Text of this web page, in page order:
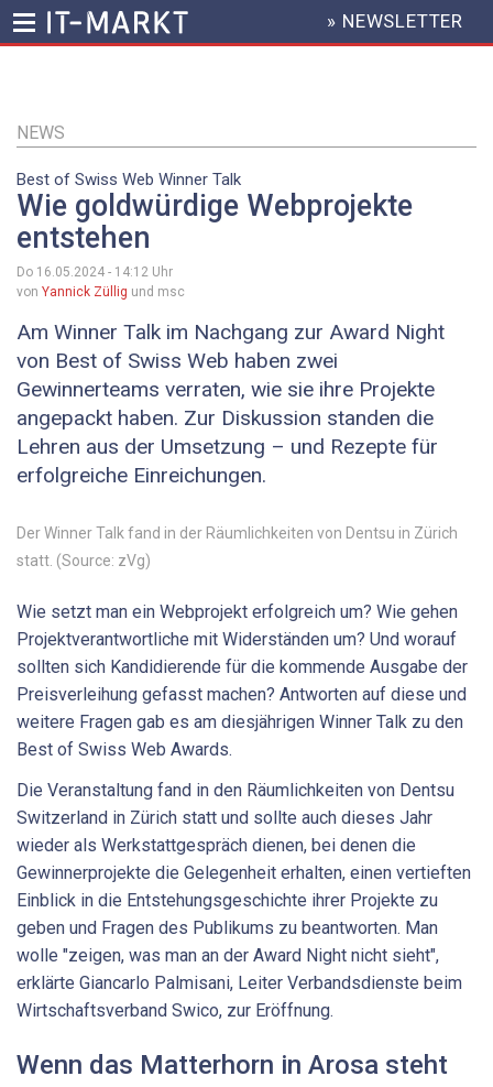
Inhalt
HEADER
MENU
» NEWSLETTER
NEWS
Best of Swiss Web Winner Talk
Wie goldwürdige Webprojekte
entstehen
Do 16.05.2024 - 14:12 Uhr
von Yannick Züllig und msc
Am Winner Talk im Nachgang zur Award Night
von Best of Swiss Web haben zwei
Gewinnerteams verraten, wie sie ihre Projekte
angepackt haben. Zur Diskussion standen die
Lehren aus der Umsetzung – und Rezepte für
erfolgreiche Einreichungen.
Der Winner Talk fand in der Räumlichkeiten von Dentsu in Zürich
statt. (Source: zVg)
Wie setzt man ein Webprojekt erfolgreich um? Wie gehen
Projektverantwortliche mit Widerständen um? Und worauf
sollten sich Kandidierende für die kommende Ausgabe der
Preisverleihung gefasst machen? Antworten auf diese und
weitere Fragen gab es am diesjährigen Winner Talk zu den
Best of Swiss Web Awards.
Die Veranstaltung fand in den Räumlichkeiten von Dentsu
Switzerland in Zürich statt und sollte auch dieses Jahr
wieder als Werkstattgespräch dienen, bei denen die
Gewinnerprojekte die Gelegenheit erhalten, einen vertieften
Einblick in die Entstehungsgeschichte ihrer Projekte zu
geben und Fragen des Publikums zu beantworten. Man
wolle "zeigen, was man an der Award Night nicht sieht",
erklärte Giancarlo Palmisani, Leiter Verbandsdienste beim
Wirtschaftsverband Swico, zur Eröffnung.
Wenn das Matterhorn in Arosa steht